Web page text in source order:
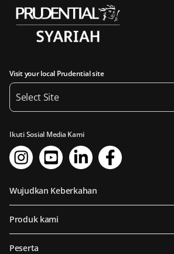
Visit your local Prudential site
Select Site
Ikuti Sosial Media Kami
Wujudkan Keberkahan
Produk kami
Peserta